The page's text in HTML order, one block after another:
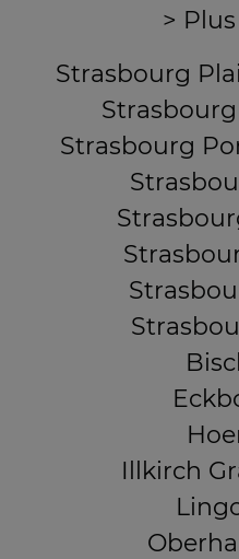
>
Strasbourg
Strasbourg
Illkirch